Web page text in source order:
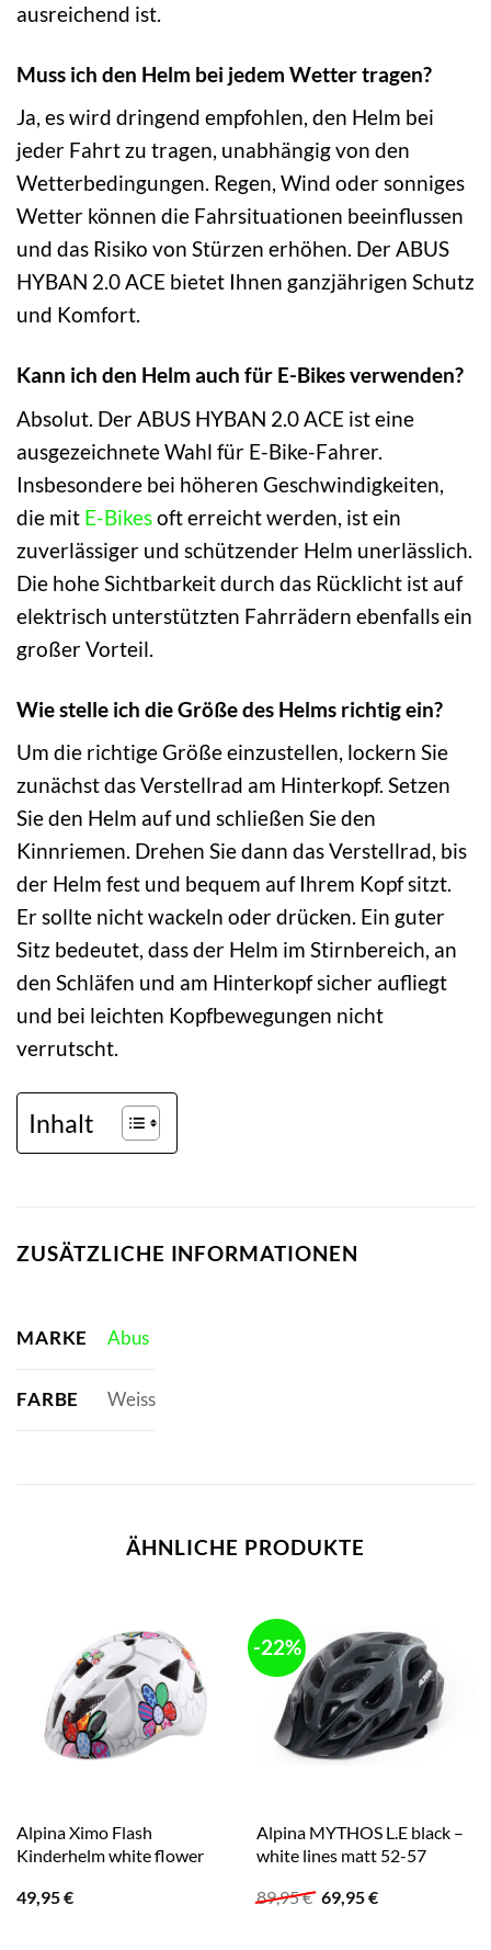
ausreichend ist.
Muss ich den Helm bei jedem Wetter tragen?
Ja, es wird dringend empfohlen, den Helm bei
jeder Fahrt zu tragen, unabhängig von den
Wetterbedingungen. Regen, Wind oder sonniges
Wetter können die Fahrsituationen beeinflussen
und das Risiko von Stürzen erhöhen. Der ABUS
HYBAN 2.0 ACE bietet Ihnen ganzjährigen Schutz
und Komfort.
Kann ich den Helm auch für E-Bikes verwenden?
Absolut. Der ABUS HYBAN 2.0 ACE ist eine
ausgezeichnete Wahl für E-Bike-Fahrer.
Insbesondere bei höheren Geschwindigkeiten,
die mit E-Bikesoft erreicht werden, ist ein
zuverlässiger und schützender Helm unerlässlich.
Die hohe Sichtbarkeit durch das Rücklicht ist auf
elektrisch unterstützten Fahrrädern ebenfalls ein
großer Vorteil.
Wie stelle ich die Größe des Helms richtig ein?
Um die richtige Größe einzustellen, lockern Sie
zunächst das Verstellrad am Hinterkopf. Setzen
Sie den Helm auf und schließen Sie den
Kinnriemen. Drehen Sie dann das Verstellrad, bis
der Helm fest und bequem auf Ihrem Kopf sitzt.
Er sollte nicht wackeln oder drücken. Ein guter
Sitz bedeutet, dass der Helm im Stirnbereich, an
den Schläfen und am Hinterkopf sicher aufliegt
und bei leichten Kopfbewegungen nicht
verrutscht.
Inhalt
ZUSÄTZLICHE INFORMATIONEN
MARKE Abus
FARBE Weiss
ÄHNLICHE PRODUKTE
Alpina Ximo Flash
Kinderhelm white flower
49,95€
-22%
Alpina MYTHOS L.E black –
white lines matt 52-57
89,95€ Ursprünglicher
Preis
69,95€Aktueller